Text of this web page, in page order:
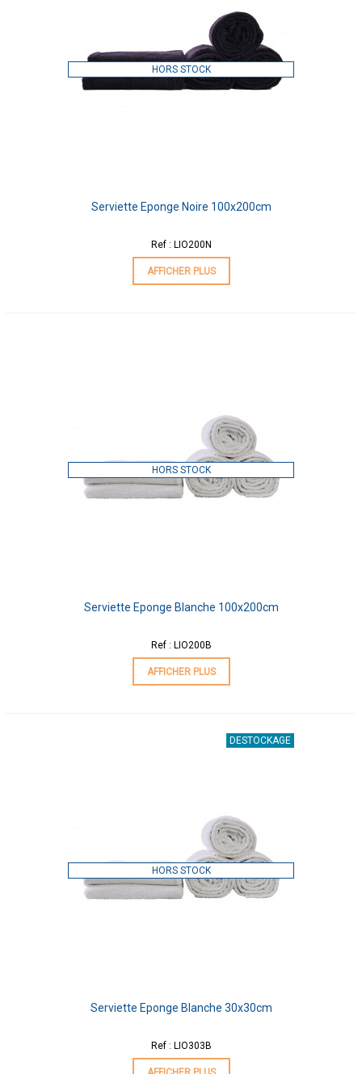
HORS STOCK
Serviette Eponge Noire 100x200cm
Ref : LIO200N
AFFICHER PLUS
HORS STOCK
Serviette Eponge Blanche 100x200cm
Ref : LIO200B
AFFICHER PLUS
DESTOCKAGE
HORS STOCK
Serviette Eponge Blanche 30x30cm
Ref : LIO303B